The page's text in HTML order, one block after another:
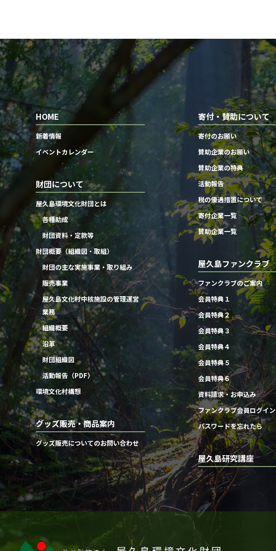
HOME
新着情報
イベントカレンダー
財団について
屋久島環境文化財団とは
各種助成
財団資料・定款等
財団概要（組織図・取組）
財団の主な実施事業・取り組み
販売事業
屋久島文化村中核施設の管理運営
業務
組織概要
沿革
財団組織図
活動報告（PDF）
環境文化村構想
グッズ販売・商品案内
グッズ販売についてのお問い合わせ
寄付・賛助について
寄付のお願い
賛助企業のお願い
賛助企業の特典
活動報告
税の優遇措置について
寄付企業一覧
賛助企業一覧
屋久島ファンクラブ
ファンクラブのご案内
会員特典１
会員特典２
会員特典３
会員特典４
会員特典５
会員特典６
資料請求・お申込み
ファンクラブ会員ログイン
パスワードを忘れたら
屋久島研究講座